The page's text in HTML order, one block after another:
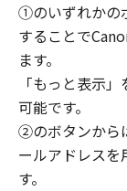
①のいずれかの
することで
ます。
「もっと表示
可能です。
②のボタンから
ールアドレスを
す。